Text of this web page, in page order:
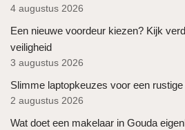
4 augustus 2026
Een nieuwe voordeur kiezen? Kijk
veiligheid
3 augustus 2026
Slimme laptopkeuzes voor een
2 augustus 2026
Wat doet een makelaar in Gouda